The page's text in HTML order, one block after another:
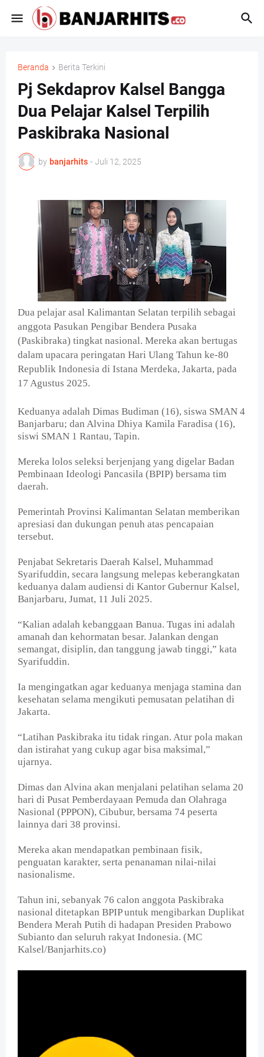
Beranda Berita Terkini
Pj Sekdaprov Kalsel Bangga
Dua Pelajar Kalsel Terpilih
Paskibraka Nasional
by banjarhits - Juli 12, 2025
Dua pelajar asal Kalimantan Selatan terpilih sebagai
anggota Pasukan Pengibar Bendera Pusaka
(Paskibraka) tingkat nasional. Mereka akan bertugas
dalam upacara peringatan Hari Ulang Tahun ke-80
Republik Indonesia di Istana Merdeka, Jakarta, pada
17 Agustus 2025.
Keduanya adalah Dimas Budiman (16), siswa SMAN 4
Banjarbaru; dan Alvina Dhiya Kamila Faradisa (16),
siswi SMAN 1 Rantau, Tapin.
Mereka lolos seleksi berjenjang yang digelar Badan
Pembinaan Ideologi Pancasila (BPIP) bersama tim
daerah.
Pemerintah Provinsi Kalimantan Selatan memberikan
apresiasi dan dukungan penuh atas pencapaian
tersebut.
Penjabat Sekretaris Daerah Kalsel, Muhammad
Syarifuddin, secara langsung melepas keberangkatan
keduanya dalam audiensi di Kantor Gubernur Kalsel,
Banjarbaru, Jumat, 11 Juli 2025.
“Kalian adalah kebanggaan Banua. Tugas ini adalah
amanah dan kehormatan besar. Jalankan dengan
semangat, disiplin, dan tanggung jawab tinggi,” kata
Syarifuddin.
Ia mengingatkan agar keduanya menjaga stamina dan
kesehatan selama mengikuti pemusatan pelatihan di
Jakarta.
“Latihan Paskibraka itu tidak ringan. Atur pola makan
dan istirahat yang cukup agar bisa maksimal,”
ujarnya.
Dimas dan Alvina akan menjalani pelatihan selama 20
hari di Pusat Pemberdayaan Pemuda dan Olahraga
Nasional (PPPON), Cibubur, bersama 74 peserta
lainnya dari 38 provinsi.
Mereka akan mendapatkan pembinaan fisik,
penguatan karakter, serta penanaman nilai-nilai
nasionalisme.
Tahun ini, sebanyak 76 calon anggota Paskibraka
nasional ditetapkan BPIP untuk mengibarkan Duplikat
Bendera Merah Putih di hadapan Presiden Prabowo
Subianto dan seluruh rakyat Indonesia. (MC
Kalsel/Banjarhits.co)